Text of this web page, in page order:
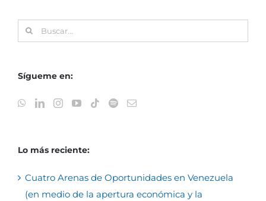
Buscar:
Sígueme en:
Lo más reciente:
Cuatro Arenas de Oportunidades en Venezuela
(en medio de la apertura económica y la